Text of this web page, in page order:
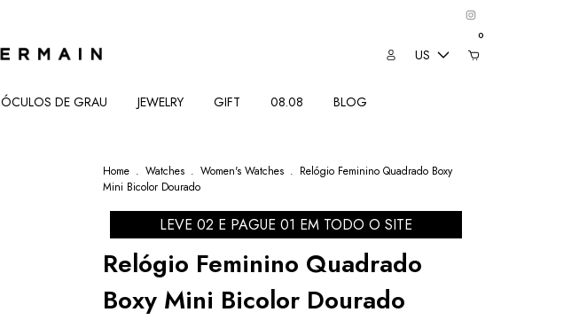
US
0
ÓCULOS DE GRAU JEWELRY GIFT 08.08 BLOG
Home . Watches . Women's Watches . Relógio Feminino Quadrado Boxy
Mini Bicolor Dourado
LEVE 02 E PAGUE 01 EM TODO O SITE
Relógio Feminino Quadrado
Boxy Mini Bicolor Dourado